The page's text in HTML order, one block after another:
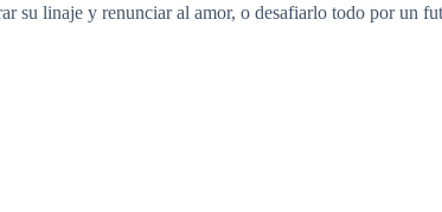
su linaje y renunciar al amor, o desafiarlo todo por un